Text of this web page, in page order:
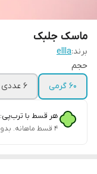
ماسک جلبک
برند:ellla
حجم
۶۰ گرمی
6 عددی
هر قسط با ترب‌پی:
۴ قسط ماهانه. بدون سود، چک و ضامن.